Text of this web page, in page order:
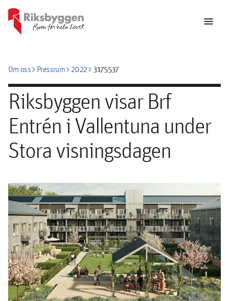
menu
Om osschevron_rightPressrumchevron_right2022chevron_right3175537
Riksbyggen visar Brf
Entrén i Vallentuna under
Stora visningsdagen